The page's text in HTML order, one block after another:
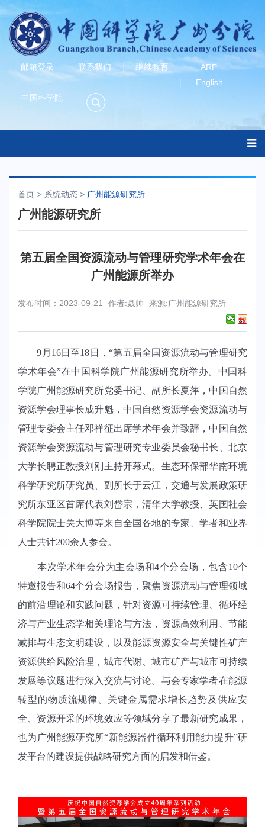
邮箱登录 联系我们 继续教育
ARP
English
中国科学院
首页 系统动态 > 广州能源研究所
广州能源研究所
第五届全国资源流动与管理研究学术年会在
广州能源所举办
发布时间：2023-09-21 作者:聂帅 来源:广州能源研究所
9 月 16日至18 日，“第五届全国资源流动与管理研究
学术年会”在中国科学院广州能源研究所举办。中国科
学院广州能源研究所党委书记、副所长夏萍，中国自然
资源学会理事长成升魁，中国自然资源学会资源流动与
管理专委会主任邓祥征出席学术年会并致辞，中国自然
资源学会资源流动与管理研究专业委员会秘书长、北京
大学长聘正教授刘刚主持开幕式。生态环保部华南环境
科学研究所研究员、副所长于云江，交通与发展政策研
究所东亚区首席代表刘岱宗，清华大学教授、英国社会
科学院院士关大博等来自全国各地的专家、学者和业界
人士共计200余人参会。
本次学术年会分为主会场和4个分会场，包含10个
特邀报告和64个分会场报告，聚焦资源流动与管理领域
的前沿理论和实践问题，针对资源可持续管理、循环经
济与产业生态学相关理论与方法，资源高效利用、节能
减排与生态文明建设，以及能源资源安全与关键性矿产
资源供给风险治理，城市代谢、城市矿产与城市可持续
发展等议题进行深入交流与讨论。与会专家学者在能源
转型的物质流规律、关键金属需求增长趋势及供应安
全、资源开采的环境效应等领域分享了最新研究成果，
也为广州能源研究所“新能源器件循环利用能力提升”研
发平台的建设提供战略研究方面的启发和借鉴。